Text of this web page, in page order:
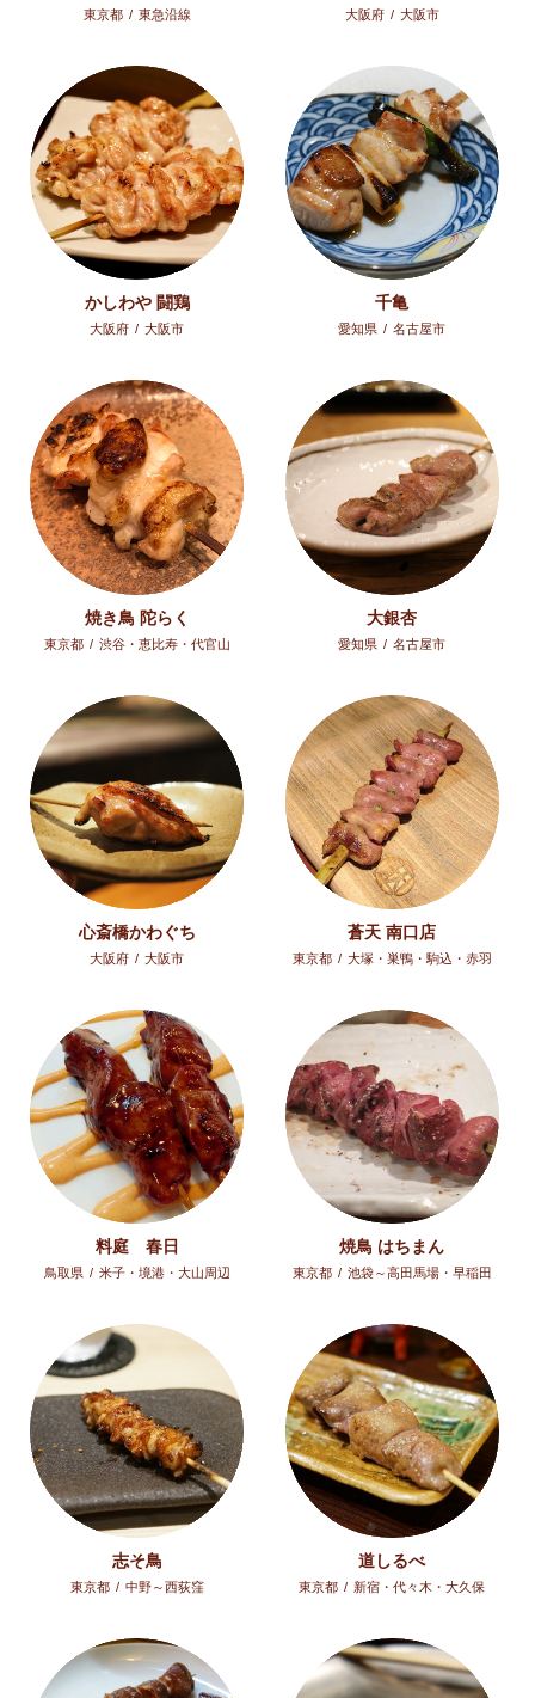
東京都 / 東急沿線 大阪府 / 大阪市
かしわや 闘鶏
大阪府 / 大阪市
千亀
愛知県 / 名古屋市
焼き鳥 陀らく
東京都 / 渋谷・恵比寿・代官山
大銀杏
愛知県 / 名古屋市
心斎橋かわぐち
大阪府 / 大阪市
蒼天 南口店
東京都 / 大塚・巣鴨・駒込・赤羽
料庭 春日
鳥取県 / 米子・境港・大山周辺
焼鳥 はちまん
東京都 / 池袋～高田馬場・早稲田
志そ鳥
東京都 / 中野～西荻窪
道しるべ
東京都 / 新宿・代々木・大久保